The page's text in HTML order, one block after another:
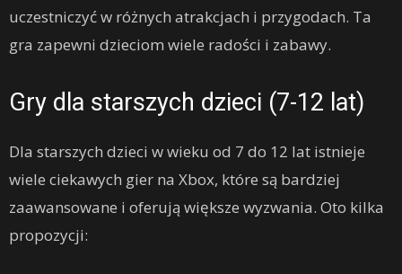
uczestniczyć w różnych atrakcjach i przygodach. Ta
gra zapewni dzieciom wiele radości i zabawy.
Gry dla starszych dzieci (7-12 lat)
Dla starszych dzieci w wieku od 7 do 12 lat istnieje
wiele ciekawych gier na Xbox, które są bardziej
zaawansowane i oferują większe wyzwania. Oto kilka
propozycji: